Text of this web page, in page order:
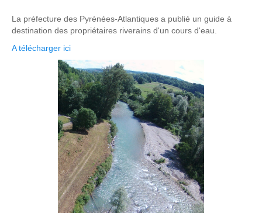
La préfecture des Pyrénées-Atlantiques a publié un guide à
destination des propriétaires riverains d'un cours d'eau.
A télécharger ici